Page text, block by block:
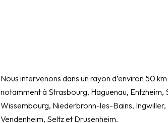
Nous intervenons dans un rayon d’environ 50
notamment à Strasbourg, Haguenau, Entzheim,
Wissembourg, Niederbronn-les-Bains,
Vendenheim, Seltz et Drusenheim.